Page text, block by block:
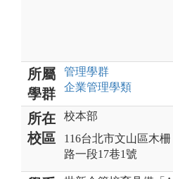
所屬
學群
管理學群
企業管理學類
所在
校區
校本部
116台北市文山區木柵
路一段17巷1號